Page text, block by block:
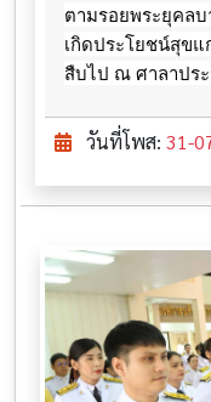
ตามรอยพระยุคล
เกิดประโยชน์สุข
สืบไป ณ​ ศาลา​ปร
วันที่โพส: 31-